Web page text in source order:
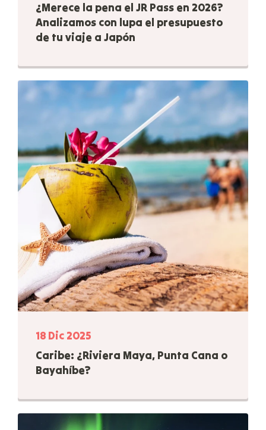
¿Merece la pena el JR Pass en 2026?
Analizamos con lupa el presupuesto
de tu viaje a Japón
18 Dic 2025
Caribe: ¿Riviera Maya, Punta Cana o
Bayahíbe?